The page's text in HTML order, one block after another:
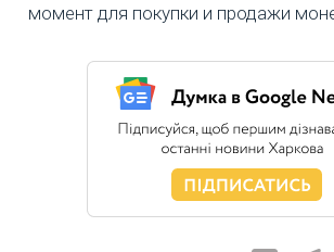
момент для покупки и продажи